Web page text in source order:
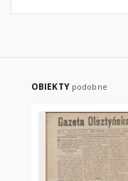
OBIEKTY podobne